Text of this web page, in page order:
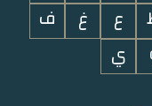
ع غ
ف
ي